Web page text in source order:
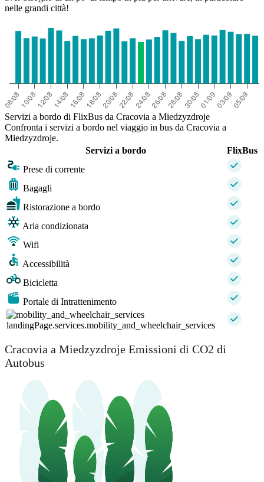
nelle grandi città!
Servizi a bordo di FlixBus da Cracovia a Miedzyzdroje
Confronta i servizi a bordo nel viaggio in bus da Cracovia a
Miedzyzdroje.
Servizi a bordo
FlixBus
Prese di corrente
Bagagli
Ristorazione a bordo
Aria condizionata
Wifi
Accessibilità
Bicicletta
Portale di Intrattenimento
landingPage.services.mobility_and_wheelchair_services
Cracovia a Miedzyzdroje Emissioni di CO2 di
Autobus